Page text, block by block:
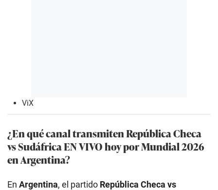
ViX
¿En qué canal transmiten República Checa
vs Sudáfrica EN VIVO hoy por Mundial 2026
en Argentina?
En Argentina, el partido República Checa vs